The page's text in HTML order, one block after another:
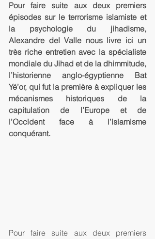
Pour faire suite aux deux premiers
épisodes sur le terrorisme islamiste et
la psychologie du jihadisme,
Alexandre del Valle nous livre ici un
très riche entretien avec la spécialiste
mondiale du Jihad et de la dhimmitude,
l’historienne anglo-égyptienne Bat
Yé’or, qui fut la première à expliquer les
mécanismes historiques de la
capitulation de l’Europe et de
l’Occident face à l’islamisme
conquérant.
Pour faire suite aux deux premiers